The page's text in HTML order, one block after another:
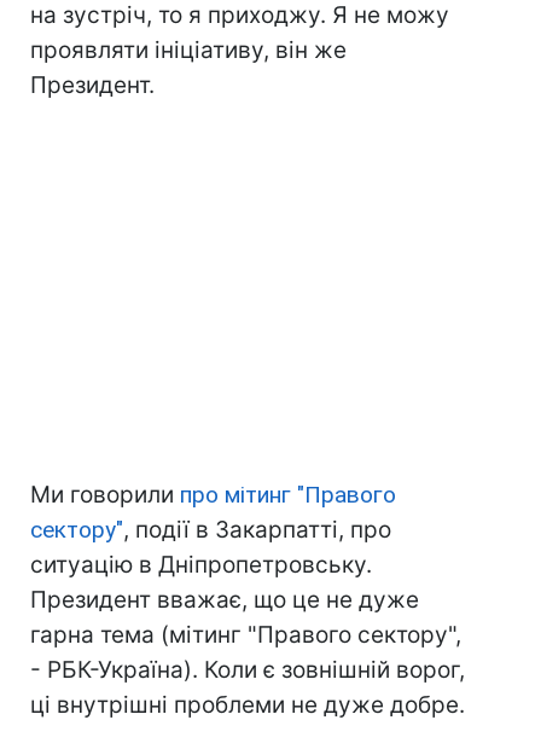
на зустріч, то я приходжу. Я не можу
проявляти ініціативу, він же
Президент.
Ми говорили про мітинг "Правого
сектору", події в Закарпатті, про
ситуацію в Дніпропетровську.
Президент вважає, що це не дуже
гарна тема (мітинг "Правого сектору",
- РБК-Україна). Коли є зовнішній ворог,
ці внутрішні проблеми не дуже добре.